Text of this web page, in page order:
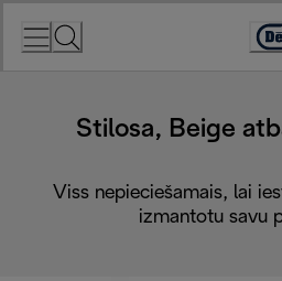
Stilosa, Beige
Viss nepieciešamais, lai
izmantotu savu